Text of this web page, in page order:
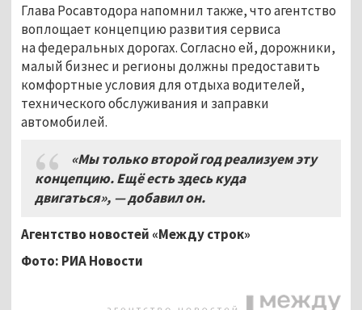
Глава Росавтодора напомнил также, что агентство
воплощает концепцию развития сервиса
на федеральных дорогах. Согласно ей, дорожники,
малый бизнес и регионы должны предоставить
комфортные условия для отдыха водителей,
технического обслуживания и заправки
автомобилей.
«Мы только второй год реализуем эту
концепцию. Ещё есть здесь куда
двигаться», — добавил он.
Агентство новостей «Между строк»
Фото: РИА Новости